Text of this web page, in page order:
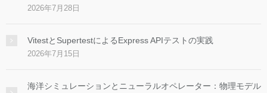
2026年7月28日
VitestとSupertestによるExpress APIテストの実践
2026年7月15日
海洋シミュレーションとニューラルオペレーター：物理モデル